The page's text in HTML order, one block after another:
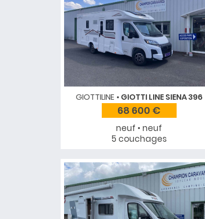
GIOTTILINE GIOTTI LINE SIENA 396
68 600 €
neuf • neuf
5 couchages